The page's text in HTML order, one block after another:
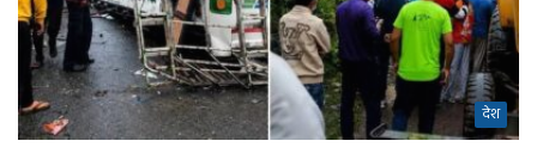
देश